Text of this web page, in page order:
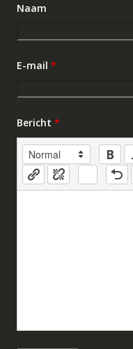
Naam
E-mail *
Bericht *